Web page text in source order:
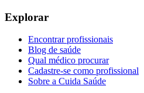
Explorar
Encontrar profissionais
Blog de saúde
Qual médico procurar
Cadastre-se como profissional
Sobre a Cuida Saúde